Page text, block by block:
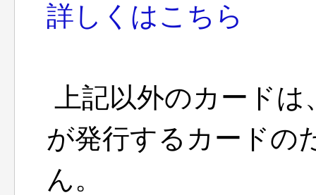
詳しくはこちら
上記以外のカード
が発行するカードの
ん。